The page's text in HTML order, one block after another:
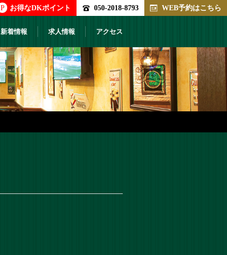
P お得なDKポイント 050-2018-8793 WEB予約はこちら
新着情報 求人情報 アクセス